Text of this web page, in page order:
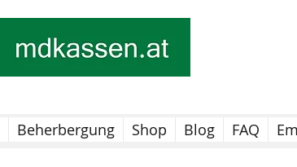
Beherbergung Shop Blog FAQ